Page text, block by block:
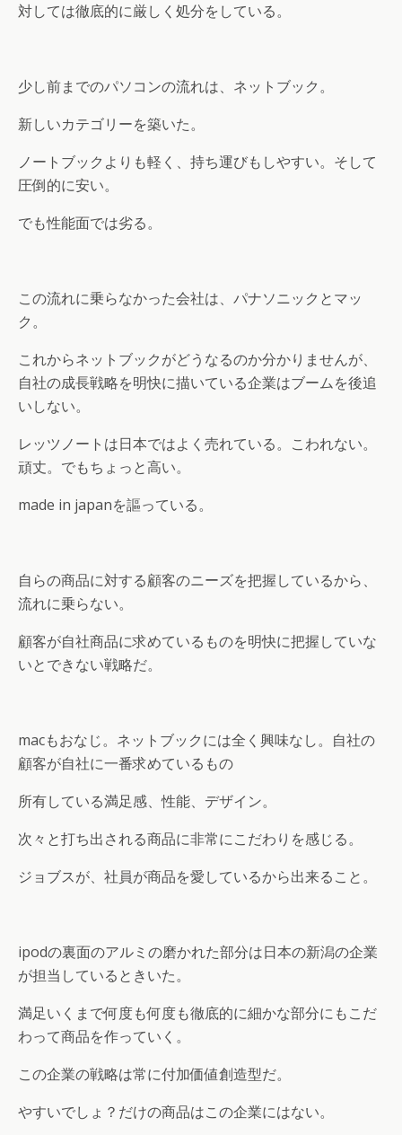
対しては徹底的に厳しく処分をしている。
少し前までのパソコンの流れは、ネットブック。
新しいカテゴリーを築いた。
ノートブックよりも軽く、持ち運びもしやすい。そして
圧倒的に安い。
でも性能面では劣る。
この流れに乗らなかった会社は、パナソニックとマッ
ク。
これからネットブックがどうなるのか分かりませんが、
自社の成長戦略を明快に描いている企業はブームを後追
いしない。
レッツノートは日本ではよく売れている。こわれない。
頑丈。でもちょっと高い。
made in japanを謳っている。
自らの商品に対する顧客のニーズを把握しているから、
流れに乗らない。
顧客が自社商品に求めているものを明快に把握していな
いとできない戦略だ。
macもおなじ。ネットブックには全く興味なし。自社の
顧客が自社に一番求めているもの
所有している満足感、性能、デザイン。
次々と打ち出される商品に非常にこだわりを感じる。
ジョブスが、社員が商品を愛しているから出来ること。
ipodの裏面のアルミの磨かれた部分は日本の新潟の企業
が担当しているときいた。
満足いくまで何度も何度も徹底的に細かな部分にもこだ
わって商品を作っていく。
この企業の戦略は常に付加価値創造型だ。
やすいでしょ？だけの商品はこの企業にはない。